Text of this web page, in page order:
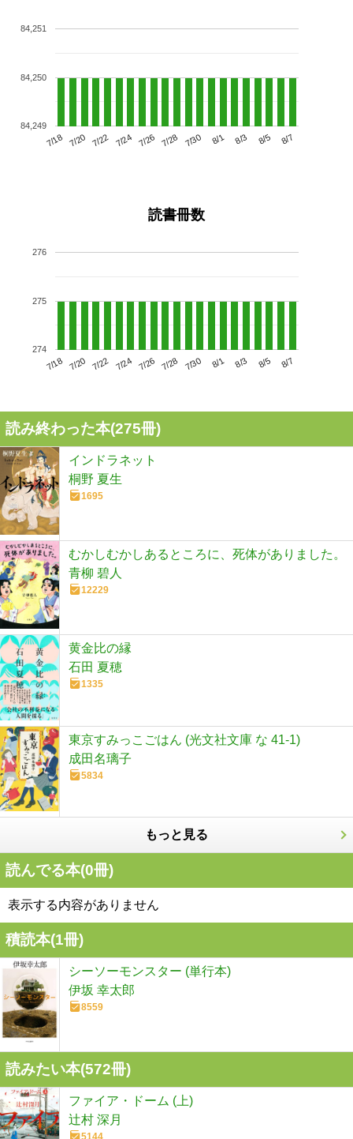
7/18 7/20 7/22 7/24 7/26 7/28 7/30 8/1 8/3 8/5 8/7
84,249
84,250
84,251
読書冊数
7/18 7/20 7/22 7/24 7/26 7/28 7/30 8/1 8/3 8/5 8/7
274
275
276
読み終わった本(275冊)
インドラネット
桐野 夏生
1695
むかしむかしあるところに、死体がありました。
青柳 碧人
12229
黄金比の縁
石田 夏穂
1335
東京すみっこごはん (光文社文庫 な 41-1)
成田名璃子
5834
もっと見る
読んでる本(0冊)
表示する内容がありません
積読本(1冊)
シーソーモンスター (単行本)
伊坂 幸太郎
8559
読みたい本(572冊)
ファイア・ドーム (上)
辻村 深月
5144